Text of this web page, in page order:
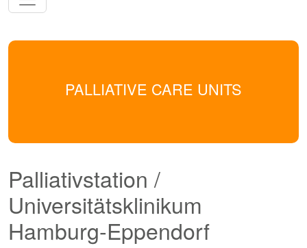
PALLIATIVE CARE UNITS
Palliativstation /
Universitätsklinikum
Hamburg-Eppendorf